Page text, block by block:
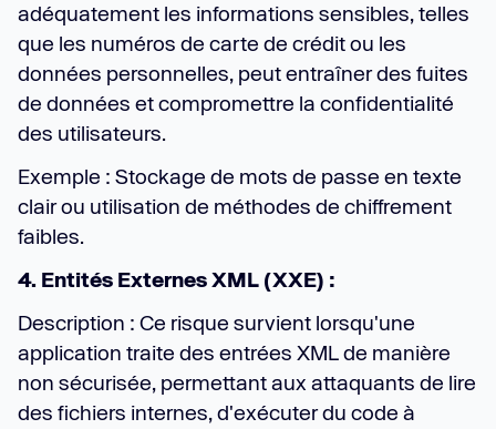
adéquatement les informations sensibles, telles
que les numéros de carte de crédit ou les
données personnelles, peut entraîner des fuites
de données et compromettre la confidentialité
des utilisateurs.
Exemple : Stockage de mots de passe en texte
clair ou utilisation de méthodes de chiffrement
faibles.
4. Entités Externes XML (XXE) :
Description : Ce risque survient lorsqu'une
application traite des entrées XML de manière
non sécurisée, permettant aux attaquants de lire
des fichiers internes, d'exécuter du code à